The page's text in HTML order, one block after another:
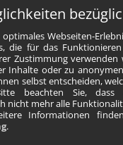
Webseiten-
die für das
Zustimmung verwenden
Inhalte oder zu
selbst entscheiden,
beachten Sie,
nicht mehr alle
Informationen
.